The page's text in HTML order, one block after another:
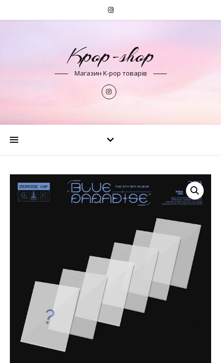
Kpop-shop
Магазин K-pop товарів